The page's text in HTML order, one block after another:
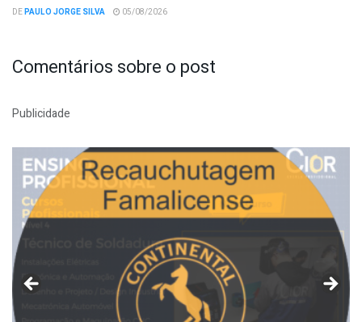
DEPAULO JORGE SILVA 05/08/2026
Comentários sobre o post
Publicidade